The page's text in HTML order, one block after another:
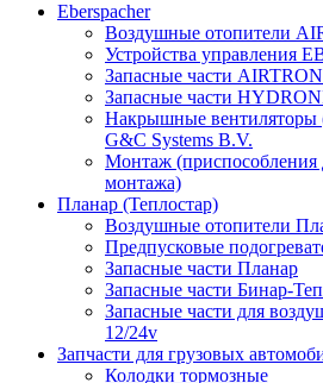
Eberspacher
Воздушные отопители
Устройства управления
Запасные части
Запасные части
Накрышные вентиляторы
G&C Systems B.V.
Монтаж (приспособления
монтажа)
Планар (Теплостар)
Воздушные отопители
Предпусковые
Запасные части Планар
Запасные части Бинар-
Запасные части для
12/24v
Запчасти для грузовых
Колодки тормозные